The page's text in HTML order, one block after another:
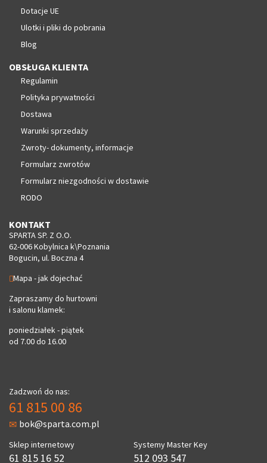
Dotacje UE
Ulotki i pliki do pobrania
Blog
OBSŁUGA KLIENTA
Regulamin
Polityka prywatności
Dostawa
Warunki sprzedaży
Zwroty- dokumenty, informacje
Formularz zwrotów
Formularz niezgodności w dostawie
RODO
KONTAKT
SPARTA SP. Z O.O.
62-006 Kobylnica k\Poznania
Bogucin, ul. Boczna 4
Mapa - jak dojechać
Zapraszamy do hurtowni
i salonu klamek:
poniedziałek - piątek
od 7.00 do 16.00
Zadzwoń do nas:
61 815 00 86
bok@sparta.com.pl
Sklep internetowy
61 815 16 52
Systemy Master Key
512 093 547